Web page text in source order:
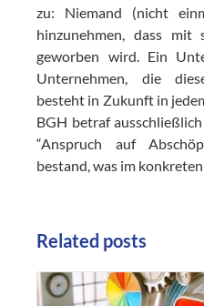
zu: Niemand (nicht
hinzunehmen, dass mit
geworben wird. Ein
Unternehmen, die
besteht in Zukunft in
BGH betraf
“Anspruch auf
bestand, was im
Related posts